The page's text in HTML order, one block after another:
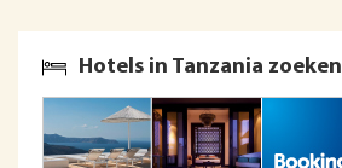
Hotels in Tanzania zoeken